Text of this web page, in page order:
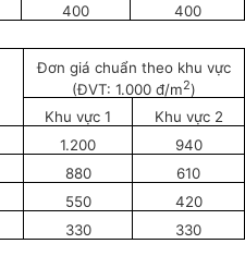
400
400
Đơn giá chuẩn theo khu vực
(ĐVT: 1.000 đ/m2)
Khu vực 1
Khu vực 2
1.200
940
880
610
550
420
330
330